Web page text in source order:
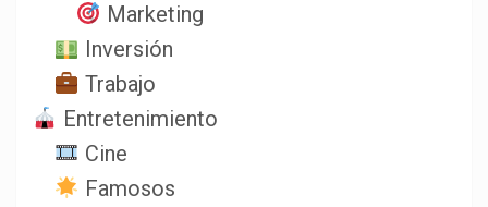
Marketing
Inversión
Trabajo
Entretenimiento
Cine
Famosos